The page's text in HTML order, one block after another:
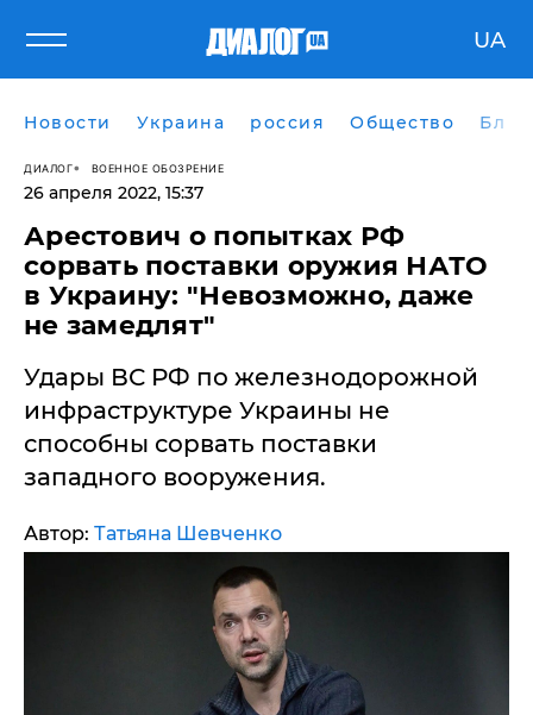
UA
Новости Украина россия Общество
ДИАЛОГ ВОЕННОЕ ОБОЗРЕНИЕ
26 апреля 2022, 15:37
​Арестович о попытках РФ
сорвать поставки оружия НАТО
в Украину: "Невозможно, даже
не замедлят"
Удары ВС РФ по железнодорожной
инфраструктуре Украины не
способны сорвать поставки
западного вооружения.
Автор: Татьяна Шевченко